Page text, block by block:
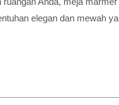
elegan dan mewah